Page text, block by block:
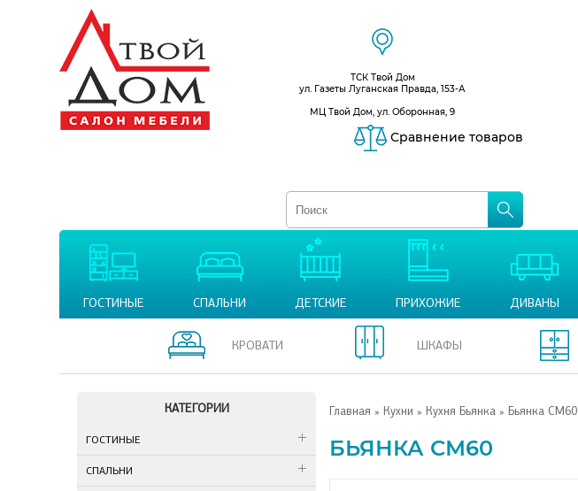
ТСК Твой Дом
ул. Газеты Луганская Правда, 153-А
МЦ Твой Дом, ул. Оборонная, 9
Сравнение товаров
ГОСТИНЫЕ СПАЛЬНИ ДЕТСКИЕ ПРИХОЖИЕ ДИВАНЫ
КРОВАТИ ШКАФЫ
КАТЕГОРИИ
ГОСТИНЫЕ
СПАЛЬНИ
Главная » Кухни » Кухня Бьянка » Бьянка СМ60
БЬЯНКА СМ60